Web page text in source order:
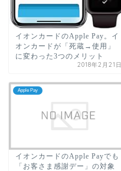
イオンカードのApple Pay。イ
オンカードが「死蔵→使用」
に変わった3つのメリット
2018年2月21日
Apple Pay
イオンカードのApple Payでも
「お客さま感謝デー」の対象